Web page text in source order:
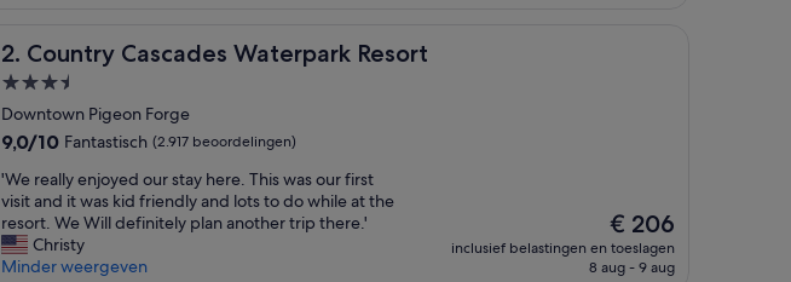
t
,
f
j
n
e
l
o
2. Country Cascades Waterpark Resort
Country Cascades Waterpark Resort
3.5-
sterrenaccommodatie
Downtown Pigeon Forge
9.0
10,
Fantastisch,
(2.917
beoordelingen)
9,0/10 Fantastisch (2.917 beoordelingen)
'
W
e
r
e
'We really enjoyed our stay here. This was our first
visit and it was kid friendly and lots to do while at the
resort. We Will definitely plan another trip there.'
Christy
Minder weergeven
De
prijs
is
€ 206
inclusief belastingen en toeslagen
8 aug - 9 aug